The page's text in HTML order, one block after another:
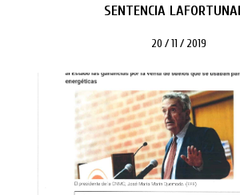
SENTENCIA
20 / 11 / 2019